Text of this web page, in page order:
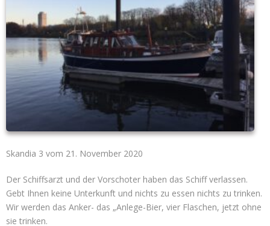
Skandia 3 vom 21. November 2020
Der Schiffsarzt und der Vorschoter haben das Schiff verlassen.
Gebt Ihnen keine Unterkunft und nichts zu essen nichts zu trinken.
Wir werden das Anker- das „Anlege-Bier, vier Flaschen, jetzt ohne
sie trinken.